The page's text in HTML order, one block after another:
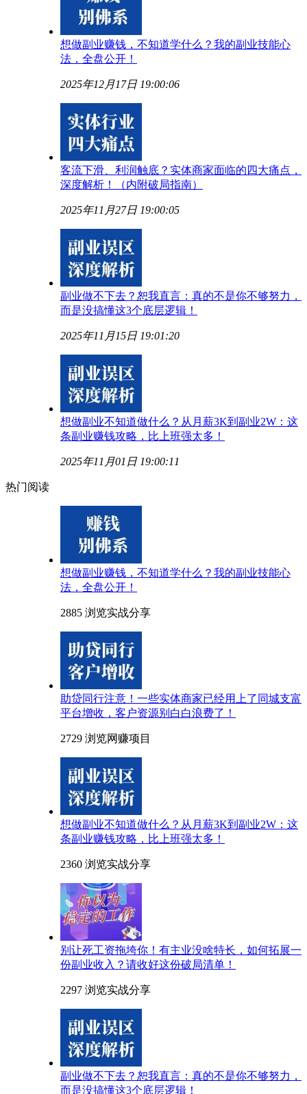
想做副业赚钱，不知道学什么？我的副业技能心
法，全盘公开！
2025年12月17日 19:00:06
客流下滑、利润触底？实体商家面临的四大痛点，
深度解析！（内附破局指南）
2025年11月27日 19:00:05
副业做不下去？恕我直言：真的不是你不够努力，
而是没搞懂这3个底层逻辑！
2025年11月15日 19:01:20
想做副业不知道做什么？从月薪3K到副业2W：这
条副业赚钱攻略，比上班强太多！
2025年11月01日 19:00:11
热门阅读
想做副业赚钱，不知道学什么？我的副业技能心
法，全盘公开！
2885 浏览实战分享
助贷同行注意！一些实体商家已经用上了同城支富
平台增收，客户资源别白白浪费了！
2729 浏览网赚项目
想做副业不知道做什么？从月薪3K到副业2W：这
条副业赚钱攻略，比上班强太多！
2360 浏览实战分享
别让死工资拖垮你！有主业没啥特长，如何拓展一
份副业收入？请收好这份破局清单！
2297 浏览实战分享
副业做不下去？恕我直言：真的不是你不够努力，
而是没搞懂这3个底层逻辑！